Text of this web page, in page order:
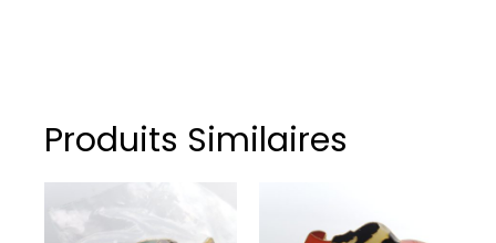
Produits Similaires